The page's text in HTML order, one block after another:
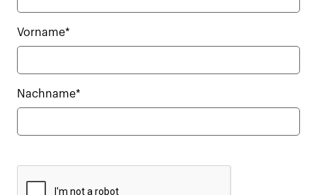
Vorname*
Nachname*